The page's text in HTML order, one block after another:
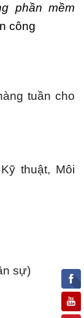
phần mềm
công
tuần cho
Kỹ thuật, Môi
sự)